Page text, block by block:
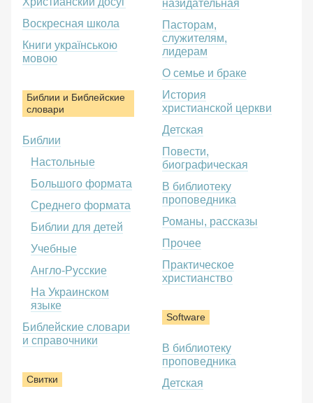
Воскресная школа
Книги українською
мовою
Библии и Библейские
словари
Библии
Настольные
Большого формата
Среднего формата
Библии для детей
Учебные
Англо-Русские
На Украинском
языке
Библейские словари
и справочники
Свитки
назидательная
Пасторам,
служителям,
лидерам
О семье и браке
История
христианской церкви
Детская
Повести,
биографическая
В библиотеку
проповедника
Романы, рассказы
Прочее
Практическое
христианство
Software
В библиотеку
проповедника
Детская